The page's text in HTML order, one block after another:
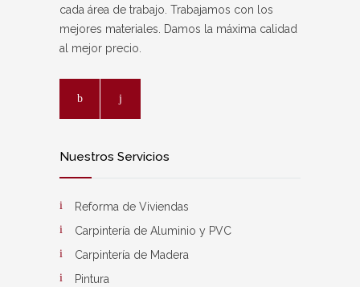
cada área de trabajo. Trabajamos con los
mejores materiales. Damos la máxima calidad
al mejor precio.
Nuestros Servicios
Reforma de Viviendas
Carpintería de Aluminio y PVC
Carpintería de Madera
Pintura